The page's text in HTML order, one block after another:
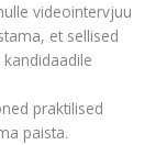
videointervjuu
et sellised
praktilised
paista.